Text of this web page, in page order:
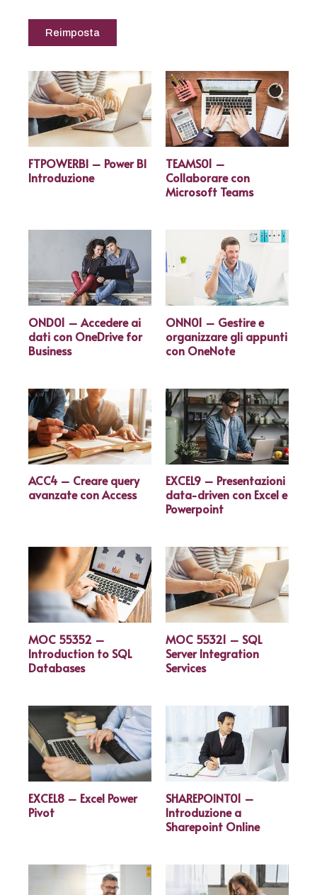
Knowledge Pillars
MeasureUp(1)
Peoplecert(33)
PMI(2)
Van Haren
WordPress(1)
Reimposta
FTPOWERBI – Power BI
Introduzione
TEAMS01 –
Collaborare con
Microsoft Teams
OND01 – Accedere ai
dati con OneDrive for
Business
ONN01 – Gestire e
organizzare gli appunti
con OneNote
ACC4 – Creare query
avanzate con Access
EXCEL9 – Presentazioni
data-driven con Excel e
Powerpoint
MOC 55352 –
Introduction to SQL
Databases
MOC 55321 – SQL
Server Integration
Services
EXCEL8 – Excel Power
Pivot
SHAREPOINT01 –
Introduzione a
Sharepoint Online